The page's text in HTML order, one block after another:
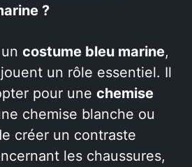
?
costume bleu marine,
un rôle essentiel. Il
pour une chemise
chemise blanche ou
créer un contraste
les chaussures,